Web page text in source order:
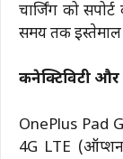
चार्जिंग को
समय तक
कनेक्टिविटी और
OnePlus Pad
4G LTE